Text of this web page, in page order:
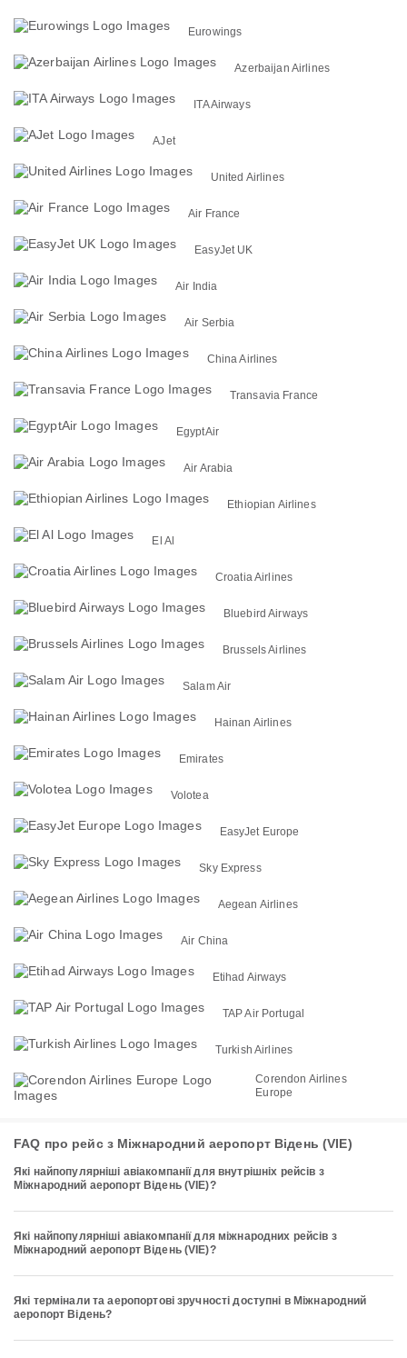
Eurowings
Azerbaijan Airlines
ITA Airways
AJet
United Airlines
Air France
EasyJet UK
Air India
Air Serbia
China Airlines
Transavia France
EgyptAir
Air Arabia
Ethiopian Airlines
El Al
Croatia Airlines
Bluebird Airways
Brussels Airlines
Salam Air
Hainan Airlines
Emirates
Volotea
EasyJet Europe
Sky Express
Aegean Airlines
Air China
Etihad Airways
TAP Air Portugal
Turkish Airlines
Corendon Airlines
Europe
FAQ про рейс з Міжнародний аеропорт Відень (VIE)
Які найпопулярніші авіакомпанії для внутрішніх рейсів з
Міжнародний аеропорт Відень (VIE)?
Які найпопулярніші авіакомпанії для міжнародних рейсів з
Міжнародний аеропорт Відень (VIE)?
Які термінали та аеропортові зручності доступні в Міжнародний
аеропорт Відень?